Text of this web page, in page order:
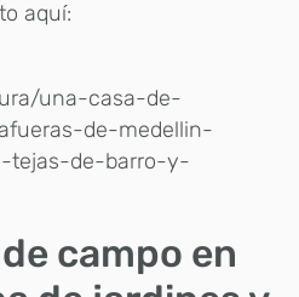
aquí:
una-casa-de-
de-medellin-
tejas-de-barro-y-
campo en